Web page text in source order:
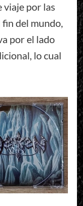
viaje por las
del mundo,
por el lado
lo cual